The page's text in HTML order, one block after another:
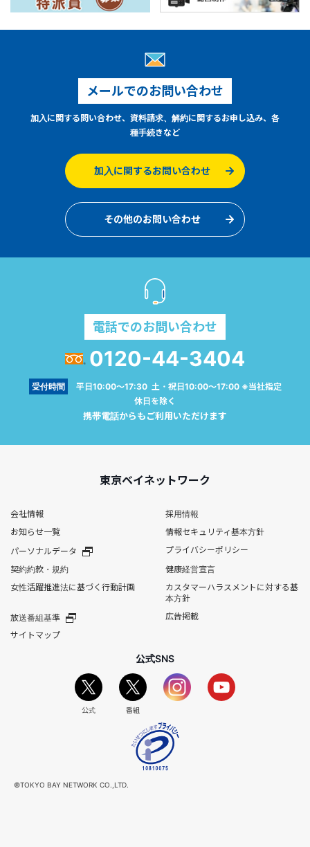
メールでのお問い合わせ
加入に関する問い合わせ、資料請求、解約に関するお申し込み、各
種手続きなど
加入に関するお問い合わせ
その他のお問い合わせ
電話でのお問い合わせ
0120-44-3404
受付時間
平日10:00～17:30 土・祝日10:00～17:00 ※当社指定
休日を除く
携帯電話からもご利用いただけます
東京ベイネットワーク
会社情報
採用情報
お知らせ一覧
情報セキュリティ基本方針
パーソナルデータ
プライバシーポリシー
契約約款・規約
健康経営宣言
女性活躍推進法に基づく行動計画
カスタマーハラスメントに対する基
本方針
放送番組基準
広告掲載
サイトマップ
公式SNS
公式 番組
©TOKYO BAY NETWORK CO.,LTD.